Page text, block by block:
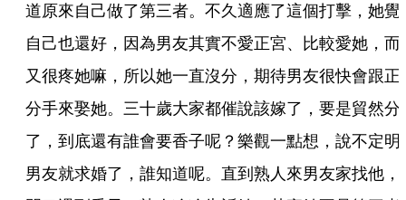
道原來自己做了第三者。不久適應了這個打擊，她覺
自己也還好，因為男友其實不愛正宮、比較愛她，而
又很疼她嘛，所以她一直沒分，期待男友很快會跟正
分手來娶她。三十歲大家都催說該嫁了，要是貿然分
了，到底還有誰會要香子呢？樂觀一點想，說不定明
男友就求婚了，誰知道呢。直到熟人來男友家找他，